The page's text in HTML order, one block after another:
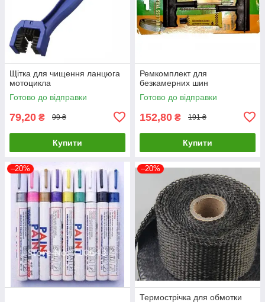
Щітка для чищення ланцюга
мотоцикла
Готово до відправки
79,20 ₴ 99 ₴
Купити
Ремкомплект для
безкамерних шин
Готово до відправки
152,80 ₴ 191 ₴
Купити
–20% –20%
Термострічка для обмотки